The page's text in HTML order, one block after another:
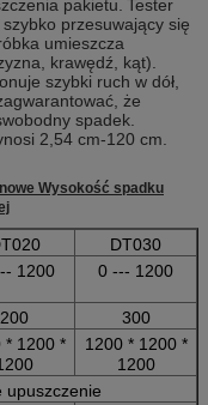
pakietu. Tester
przesuwający się
umieszcza
krawędź, kąt).
szybki ruch w dół,
że
spadek.
2,54 cm-120 cm.
Wysokość spadku
DT030
1200 0 --- 1200
200
300
* 1200 *
1200 * 1200 *
1200
upuszczenie